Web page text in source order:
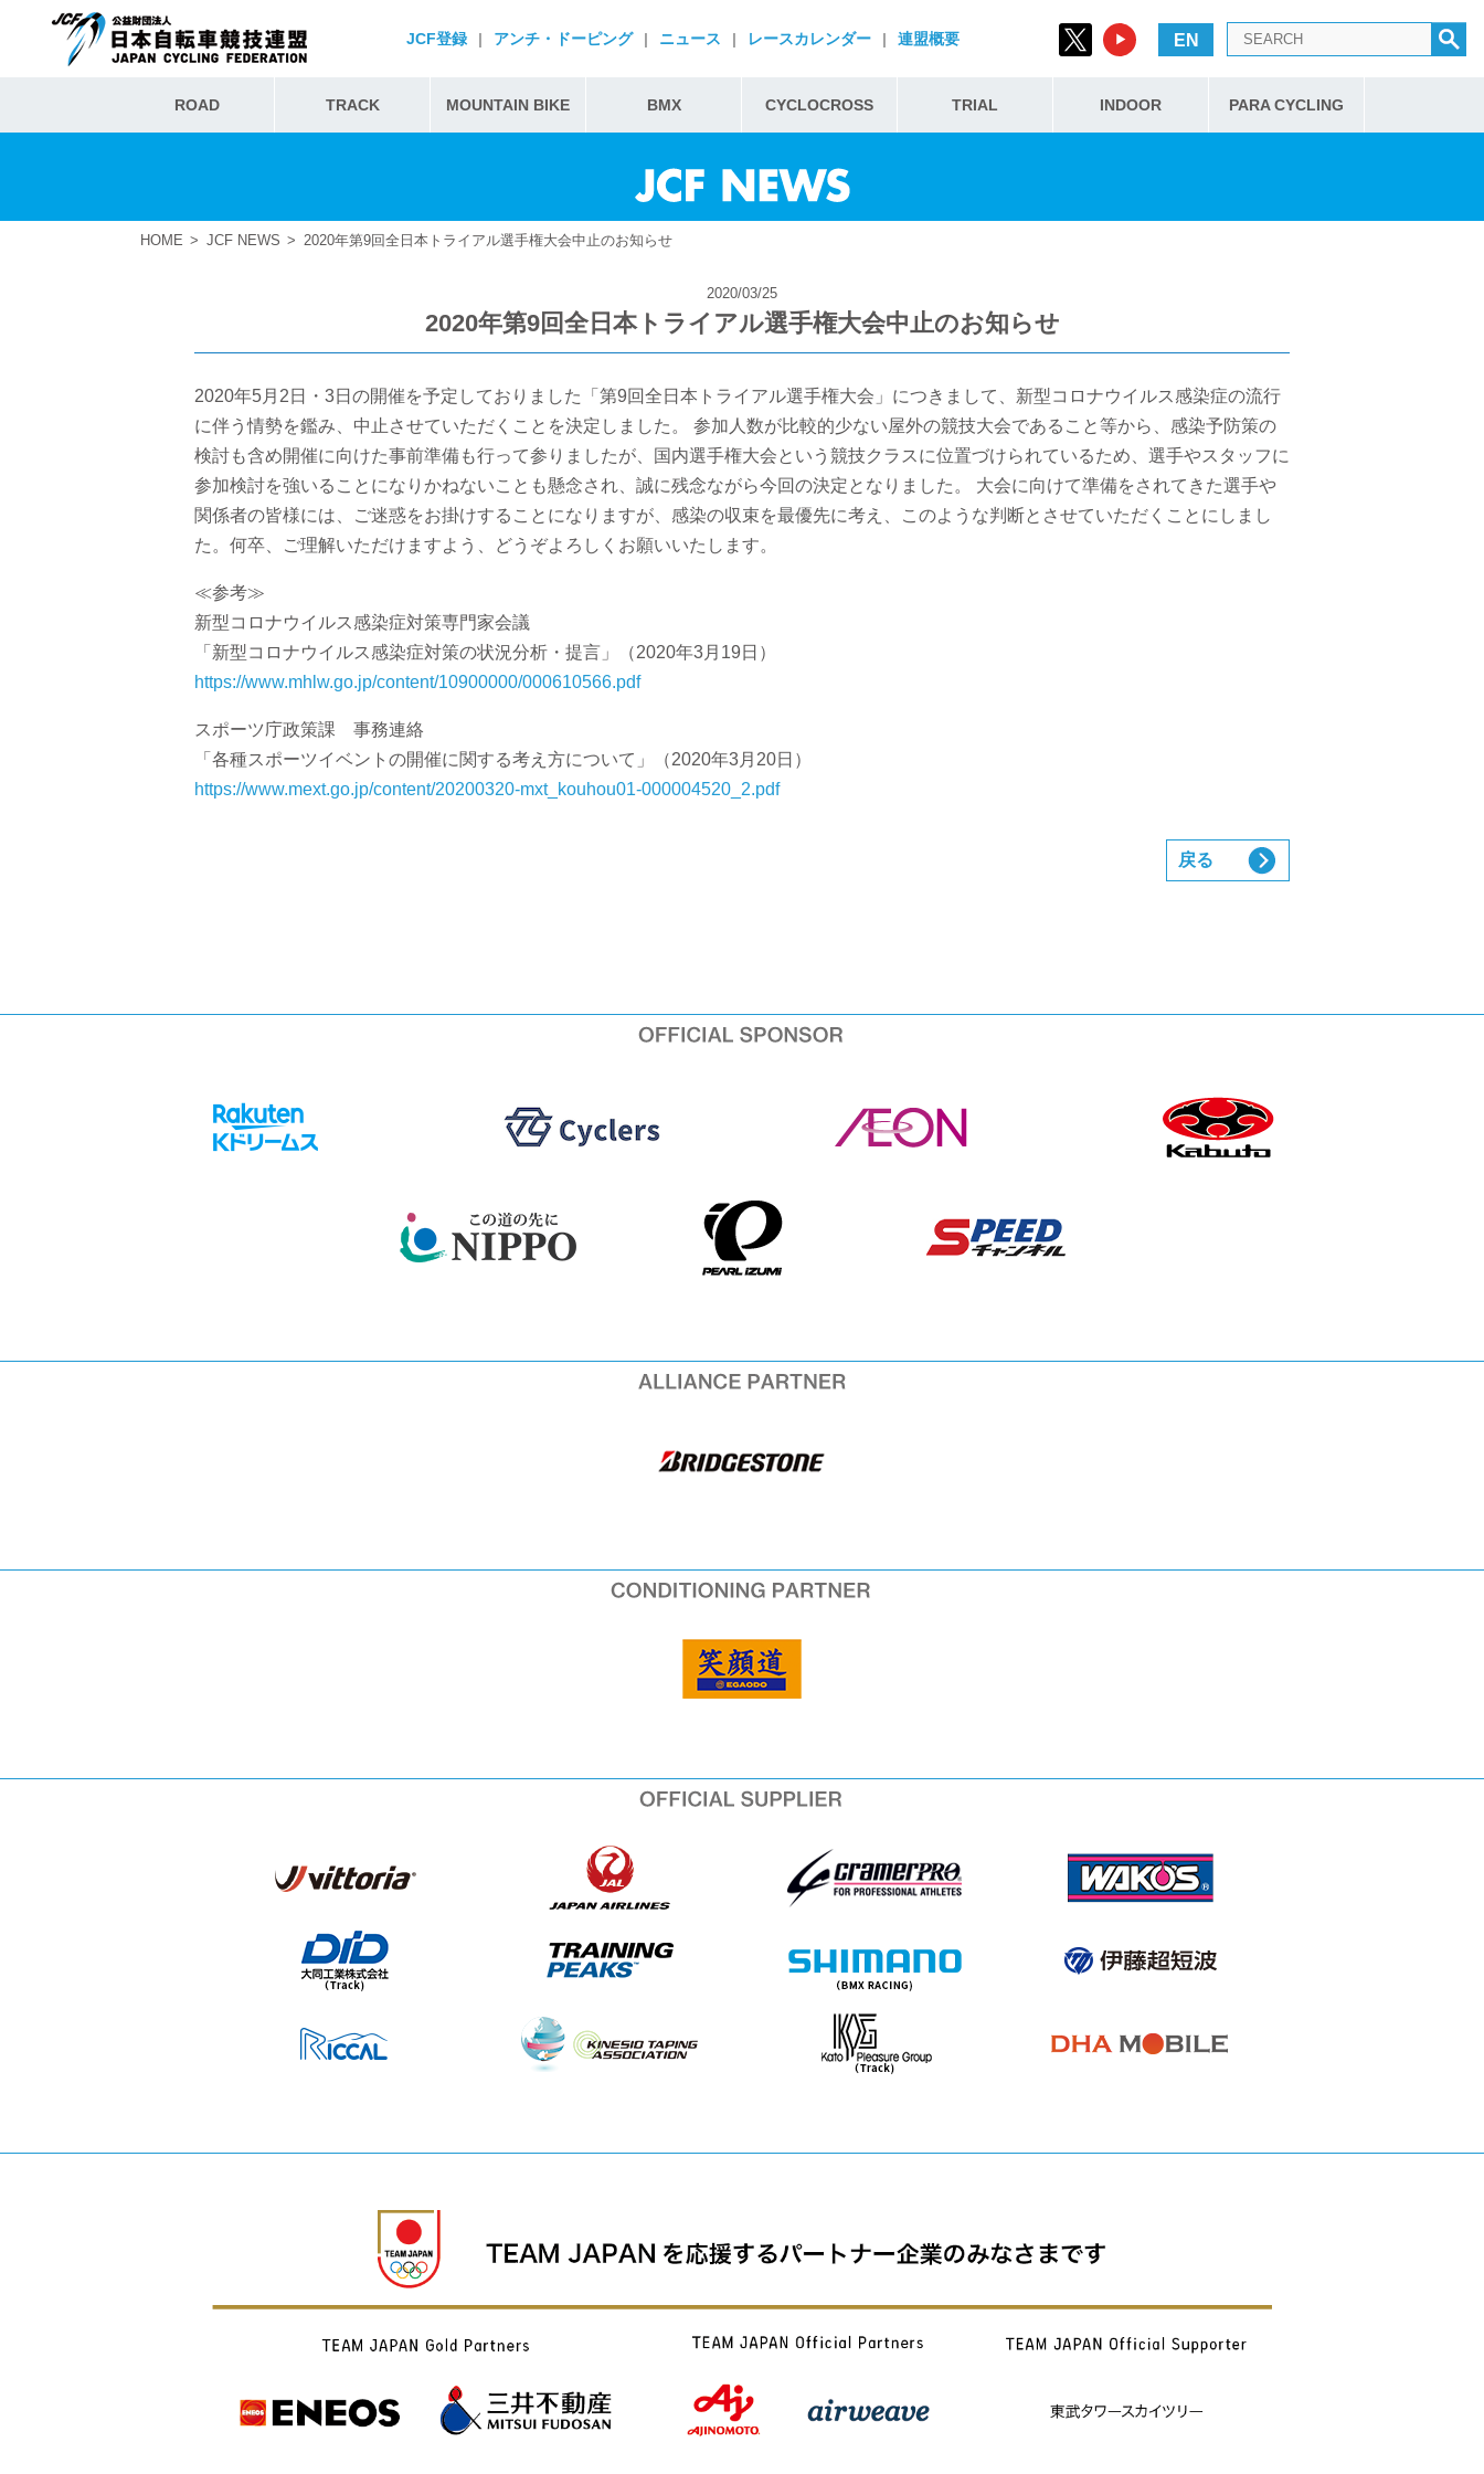
JCF登録 | アンチ・ドーピング | ニュース | レースカレンダー | 連盟概要 EN
ROAD TRACK MOUNTAIN BIKE BMX CYCLOCROSS TRIAL INDOOR PARA CYCLING
HOME JCF NEWS 2020年第9回全日本トライアル選手権大会中止のお知らせ
2020/03/25
2020年第9回全日本トライアル選手権大会中止のお知らせ
2020年5月2日・3日の開催を予定しておりました「第9回全日本トライアル選手権大会」につきまして、新型コロナウイルス感染症の流行
に伴う情勢を鑑み、中止させていただくことを決定しました。 参加人数が比較的少ない屋外の競技大会であること等から、感染予防策の
検討も含め開催に向けた事前準備も行って参りましたが、国内選手権大会という競技クラスに位置づけられているため、選手やスタッフに
参加検討を強いることになりかねないことも懸念され、誠に残念ながら今回の決定となりました。 大会に向けて準備をされてきた選手や
関係者の皆様には、ご迷惑をお掛けすることになりますが、感染の収束を最優先に考え、このような判断とさせていただくことにしまし
た。何卒、ご理解いただけますよう、どうぞよろしくお願いいたします。
≪参考≫
新型コロナウイルス感染症対策専門家会議
「新型コロナウイルス感染症対策の状況分析・提言」（2020年3月19日）
https://www.mhlw.go.jp/content/10900000/000610566.pdf
スポーツ庁政策課 事務連絡
「各種スポーツイベントの開催に関する考え方について」（2020年3月20日）
https://www.mext.go.jp/content/20200320-mxt_kouhou01-000004520_2.pdf
戻る